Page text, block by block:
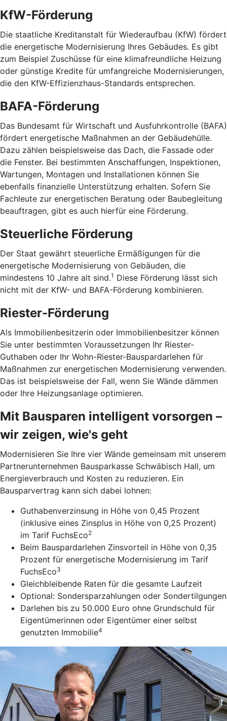
KfW-Förderung
Die staatliche Kreditanstalt für Wiederaufbau (KfW) fördert
die energetische Modernisierung Ihres Gebäudes. Es gibt
zum Beispiel Zuschüsse für eine klimafreundliche Heizung
oder günstige Kredite für umfangreiche Modernisierungen,
die den KfW-Effizienzhaus-Standards entsprechen.
BAFA-Förderung
Das Bundesamt für Wirtschaft und Ausfuhrkontrolle (BAFA)
fördert energetische Maßnahmen an der Gebäudehülle.
Dazu zählen beispielsweise das Dach, die Fassade oder
die Fenster. Bei bestimmten Anschaffungen, Inspektionen,
Wartungen, Montagen und Installationen können Sie
ebenfalls finanzielle Unterstützung erhalten. Sofern Sie
Fachleute zur energetischen Beratung oder Baubegleitung
beauftragen, gibt es auch hierfür eine Förderung.
Steuerliche Förderung
Der Staat gewährt steuerliche Ermäßigungen für die
energetische Modernisierung von Gebäuden, die
mindestens 10 Jahre alt sind.1 Diese Förderung lässt sich
nicht mit der KfW- und BAFA-Förderung kombinieren.
Riester-Förderung
Als Immobilienbesitzerin oder Immobilienbesitzer können
Sie unter bestimmten Voraussetzungen Ihr Riester-
Guthaben oder Ihr Wohn-Riester-Bau­spardarlehen für
Maßnahmen zur energetischen Modernisierung verwenden.
Das ist beispielsweise der Fall, wenn Sie Wände dämmen
oder Ihre Heizungsanlage optimieren.
Mit Bausparen intelligent vorsorgen –
wir zeigen, wie's geht
Modernisieren Sie Ihre vier Wände gemeinsam mit unserem
Partnerunternehmen Bausparkasse Schwäbisch Hall, um
Energieverbrauch und Kosten zu reduzieren. Ein
Bausparvertrag kann sich dabei lohnen:
Guthabenverzinsung in Höhe von 0,45 Prozent
(inklusive eines Zinsplus in Höhe von 0,25 Prozent)
im Tarif FuchsEco2
Beim Bauspardarlehen Zinsvorteil in Höhe von 0,35
Prozent für energetische Modernisierung im Tarif
FuchsEco3
Gleichbleibende Raten für die gesamte Laufzeit
Optional: Sondersparzahlungen oder Sondertilgungen
Darlehen bis zu 50.000 Euro ohne Grundschuld für
Eigentümerinnen oder Eigentümer einer selbst
genutzten Immobilie4